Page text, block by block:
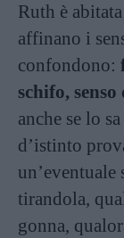
Ruth è
affinano i
confondono:
schifo,
anche se lo
d’istinto
un’eventuale
tirandola,
gonna,